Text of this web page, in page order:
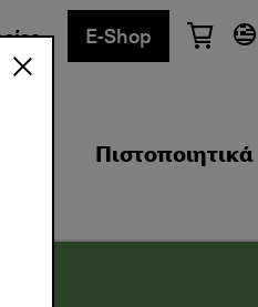
E-Shop
English
Πιστοποιητικά